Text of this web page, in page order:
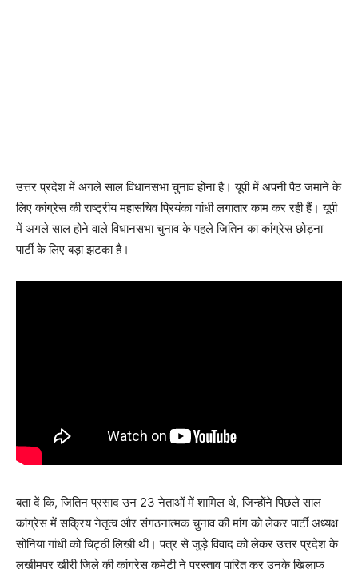
उत्तर प्रदेश में अगले साल विधानसभा चुनाव होना है। यूपी में अपनी पैठ जमाने के
लिए कांग्रेस की राष्ट्रीय महासचिव प्रियंका गांधी लगातार काम कर रही हैं। यूपी
में अगले साल होने वाले विधानसभा चुनाव के पहले जितिन का कांग्रेस छोड़ना
पार्टी के लिए बड़ा झटका है।
बता दें कि, जितिन प्रसाद उन 23 नेताओं में शामिल थे, जिन्होंने पिछले साल
कांग्रेस में सक्रिय नेतृत्व और संगठनात्मक चुनाव की मांग को लेकर पार्टी अध्यक्ष
सोनिया गांधी को चिट्ठी लिखी थी। पत्र से जुड़े विवाद को लेकर उत्तर प्रदेश के
लखीमपुर खीरी जिले की कांग्रेस कमेटी ने प्रस्ताव पारित कर उनके खिलाफ